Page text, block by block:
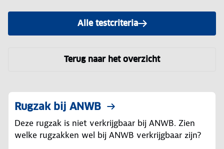
Alle testcriteria
Terug naar het overzicht
Rugzak bij ANWB
Deze rugzak is niet verkrijgbaar bij ANWB. Zien
welke rugzakken wel bij ANWB verkrijgbaar zijn?